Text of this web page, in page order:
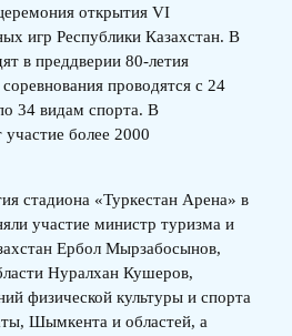
открытия VI
игр Республики Казахстан. В
в преддверии 80-летия
проводятся с 24
34 видам спорта. В
более 2000
стадиона «Туркестан Арена» в
участие министр туризма и
Ербол Мырзабосынов,
Нуралхан Кушеров,
физической культуры и спорта
Шымкента и областей, а